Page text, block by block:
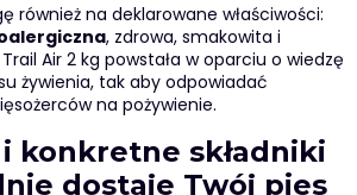
również na deklarowane właściwości:
, zdrowa, smakowita i
Air 2 kg powstała w oparciu o wiedzę
żywienia, tak aby odpowiadać
na pożywienie.
i konkretne składniki
dostaje Twój pies